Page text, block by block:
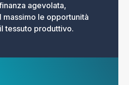
agevolata,
massimo le opportunità
tessuto produttivo.